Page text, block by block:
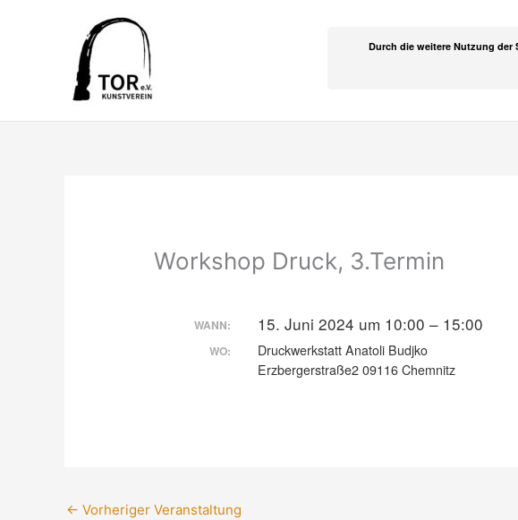
Workshop Druck, 3.Termin
WANN: 15. Juni 2024 um 10:00 – 15:00
WO:
Druckwerkstatt Anatoli Budjko
Erzbergerstraße2 09116 Chemnitz
← Vorheriger Veranstaltung
Durch die weitere Nutzung der